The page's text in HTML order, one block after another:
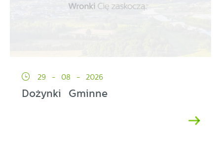
29 - 08 - 2026
Dożynki Gminne